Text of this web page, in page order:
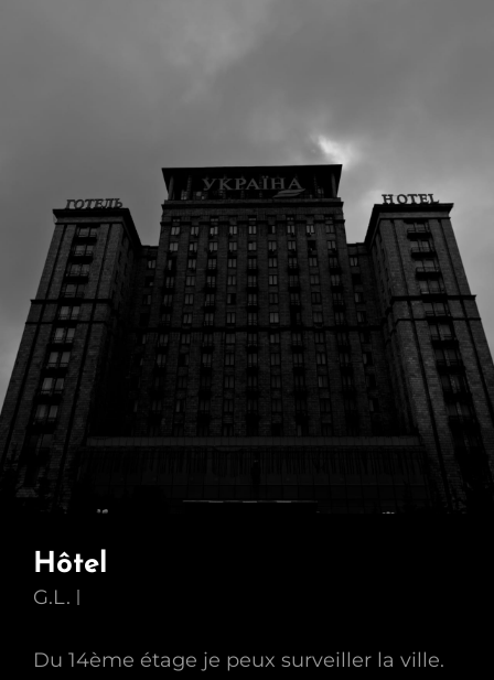
Hôtel
G.L.
Du 14ème étage je peux surveiller la ville.